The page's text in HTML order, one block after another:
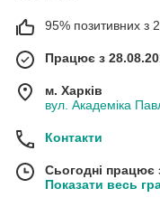
95% позитивних з
Працює з
м. Харків
вул. Академіка
Контакти
Сьогодні працює
Показати весь